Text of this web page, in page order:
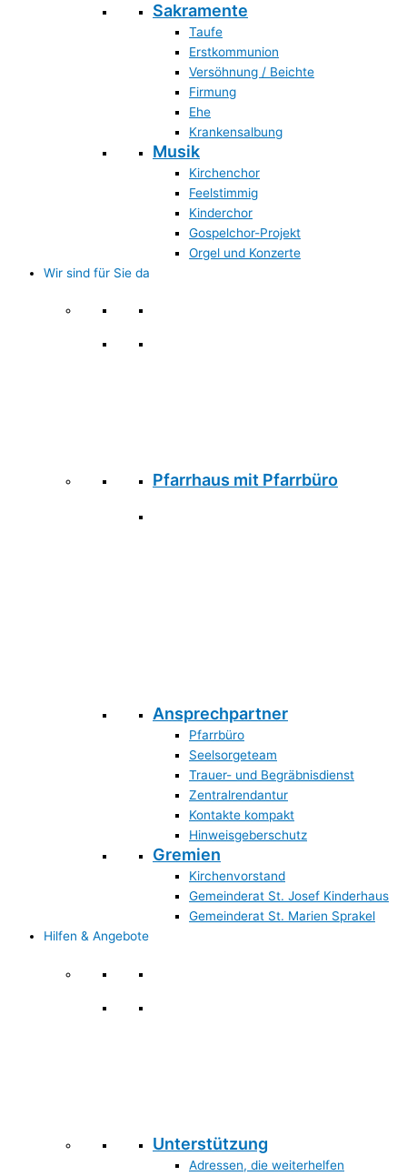
Sakramente
Taufe
Erstkommunion
Versöhnung / Beichte
Firmung
Ehe
Krankensalbung
Musik
Kirchenchor
Feelstimmig
Kinderchor
Gospelchor-Projekt
Orgel und Konzerte
Wir sind für Sie da
Pfarrhaus mit Pfarrbüro
Ansprechpartner
Pfarrbüro
Seelsorgeteam
Trauer- und Begräbnisdienst
Zentralrendantur
Kontakte kompakt
Hinweisgeberschutz
Gremien
Kirchenvorstand
Gemeinderat St. Josef Kinderhaus
Gemeinderat St. Marien Sprakel
Hilfen & Angebote
Unterstützung
Adressen, die weiterhelfen